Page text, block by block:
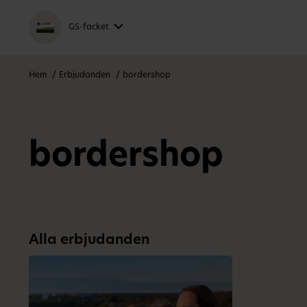
GS-facket
Hem Erbjudanden bordershop
bordershop
Alla erbjudanden